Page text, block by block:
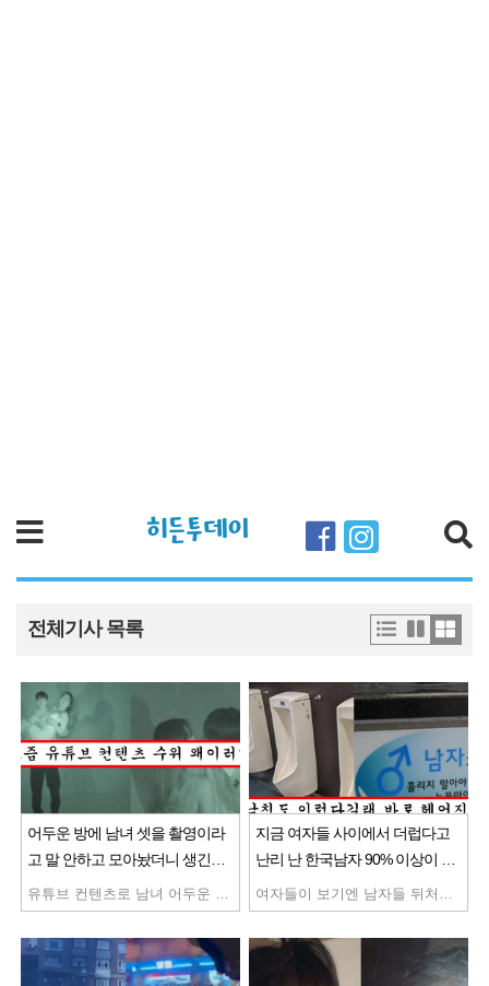
히든투데이
전체기사 목록
어두운 방에 남녀 셋을 촬영이라
고 말 안하고 모아놨더니 생긴일
ㅗㅜㅑ
유튜브 컨텐츠로 남녀 어두운 방안에 가둬놨는데 충격적인 일이 일어나버림 어두우면 모르는 사람이랑도 이런게 되구나
지금 여자들 사이에서 더럽다고
난리 난 한국남자 90% 이상이 소
변 볼 때 뒤처리 방법
여자들이 보기엔 남자들 뒤처리가 충격이라고 남자 못 만나겠다고 난리남 도대체 어떻게 처리 해야되는거야??..